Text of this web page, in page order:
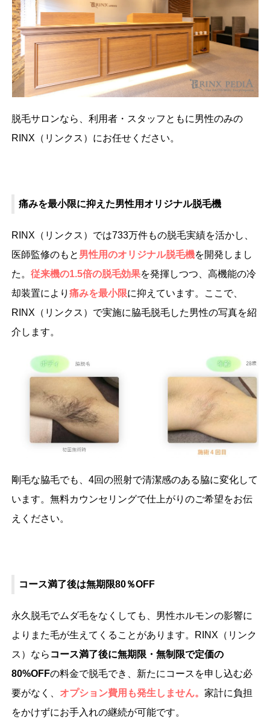
脱毛サロンなら、利用者・スタッフともに男性のみの
RINX（リンクス）にお任せください。
痛みを最小限に抑えた男性用オリジナル脱毛機
RINX（リンクス）では733万件もの脱毛実績を活かし、
医師監修のもと 男性用のオリジナル脱毛機を開発しまし
た。従来機の1.5倍の脱毛効果を発揮しつつ、高機能の冷
却装置により痛みを最小限に抑えています。ここで、
RINX（リンクス）で実施に脇毛脱毛した男性の写真を紹
介します。
剛毛な脇毛でも、4回の照射で清潔感のある脇に変化して
います。無料カウンセリングで仕上がりのご希望をお伝
えください。
コース満了後は無期限80％OFF
永久脱毛でムダ毛をなくしても、男性ホルモンの影響に
よりまた毛が生えてくることがあります。RINX（リンク
ス）なら コース満了後に無期限・無制限で定価の
80%OFFの料金で脱毛でき、新たにコースを申し込む必
要がなく、 オプション費用も発生しません。家計に負担
をかけずにお手入れの継続が可能です。